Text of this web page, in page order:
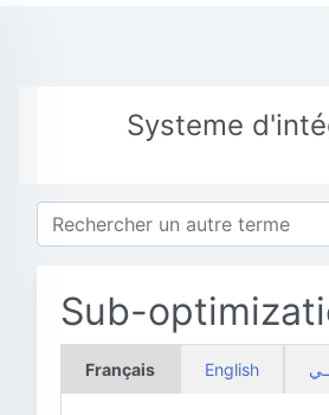
Systeme
Sub-
Français English